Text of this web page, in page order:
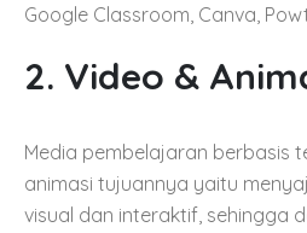
Google Classroom, Canva,
2. Video &
Media pembelajaran berbasis
animasi tujuannya yaitu
visual dan interaktif, sehingga